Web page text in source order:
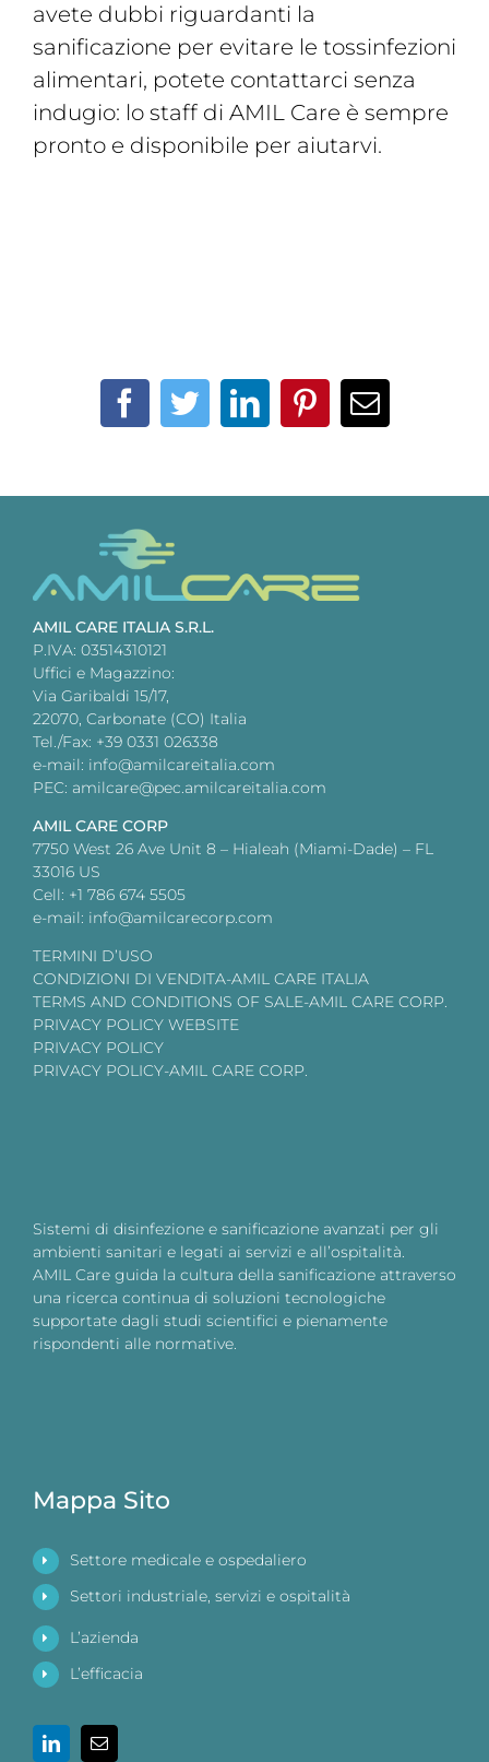
avete dubbi riguardanti la
sanificazione per evitare le tossinfezioni
alimentari, potete contattarci senza
indugio: lo staff di AMIL Care è sempre
pronto e disponibile per aiutarvi.
Facebook
TwitterLinkedIn
Pinterest
Email
AMIL CARE ITALIA S.R.L.
P.IVA: 03514310121
Uffici e Magazzino:
Via Garibaldi 15/17,
22070, Carbonate (CO) Italia
Tel./Fax: +39 0331 026338
e-mail: info@amilcareitalia.com
PEC: amilcare@pec.amilcareitalia.com
AMIL CARE CORP
7750 West 26 Ave Unit 8 – Hialeah (Miami-Dade) – FL
33016 US
Cell: +1 786 674 5505
e-mail: info@amilcarecorp.com
TERMINI D’USO
CONDIZIONI DI VENDITA-AMIL CARE ITALIA
TERMS AND CONDITIONS OF SALE-AMIL CARE CORP.
PRIVACY POLICY WEBSITE
PRIVACY POLICY
PRIVACY POLICY-AMIL CARE CORP.
Sistemi di disinfezione e sanificazione avanzati per gli
ambienti sanitari e legati ai servizi e all’ospitalità.
AMIL Care guida la cultura della sanificazione attraverso
una ricerca continua di soluzioni tecnologiche
supportate dagli studi scientifici e pienamente
rispondenti alle normative.
Mappa Sito
Settore medicale e ospedaliero
Settori industriale, servizi e ospitalità
L’azienda
L’efficacia